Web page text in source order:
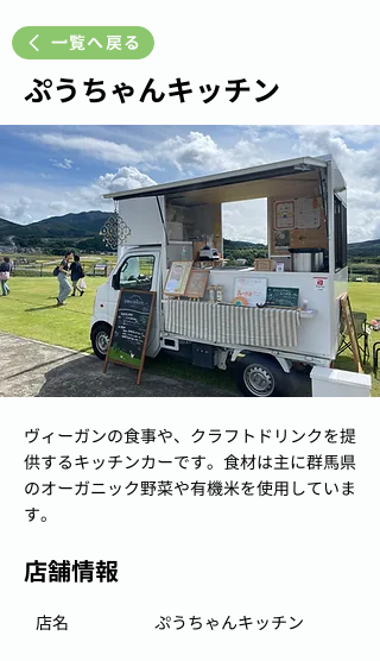
一覧へ戻る
ぷうちゃんキッチン
ヴィーガンの食事や、クラフトドリンクを提
供するキッチンカーです。食材は主に群馬県
のオーガニック野菜や有機米を使用していま
す。
店舗情報
ぷうちゃんキッチン
店名